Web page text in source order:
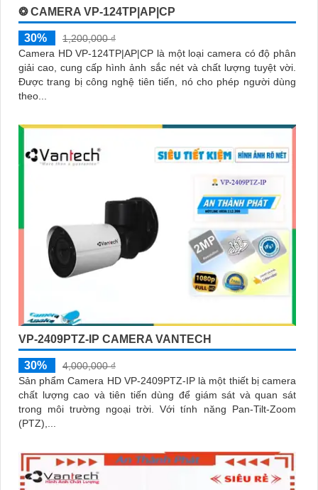
❂ CAMERA VP-124TP|AP|CP
30%
1,200,000 ₫
Camera HD VP-124TP|AP|CP là một loại camera có độ phân
giải cao, cung cấp hình ảnh sắc nét và chất lượng tuyệt vời.
Được trang bị công nghệ tiên tiến, nó cho phép người dùng
theo...
VP-2409PTZ-IP CAMERA VANTECH
30%
4,000,000 ₫
Sản phẩm Camera HD VP-2409PTZ-IP là một thiết bị camera
chất lượng cao và tiên tiến dùng để giám sát và quan sát
trong môi trường ngoại trời. Với tính năng Pan-Tilt-Zoom
(PTZ),...